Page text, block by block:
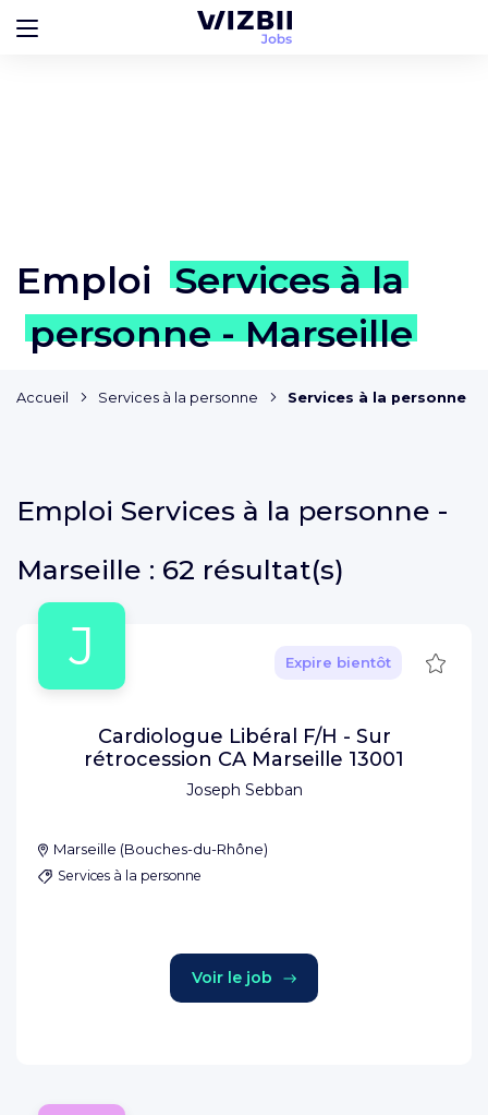
Emploi Services à la
personne - Marseille
Accueil Services à la personne Services à la personne -
Emploi Services à la personne -
Marseille : 62 résultat(s)
J
Joseph Sebban
Expire bientôt
Cardiologue Libéral F/H - Sur
rétrocession CA Marseille 13001
Marseille (Bouches-du-Rhône)
Services à la personne
Voir le job